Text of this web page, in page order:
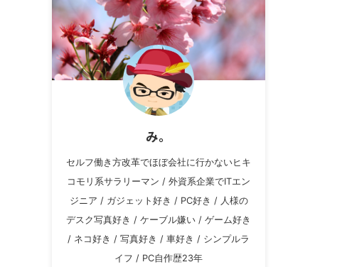
み。
セルフ働き方改革でほぼ会社に行かないヒキ
コモリ系サラリーマン / 外資系企業でITエン
ジニア / ガジェット好き / PC好き / 人様の
デスク写真好き / ケーブル嫌い / ゲーム好き
/ ネコ好き / 写真好き / 車好き / シンプルラ
イフ / PC自作歴23年